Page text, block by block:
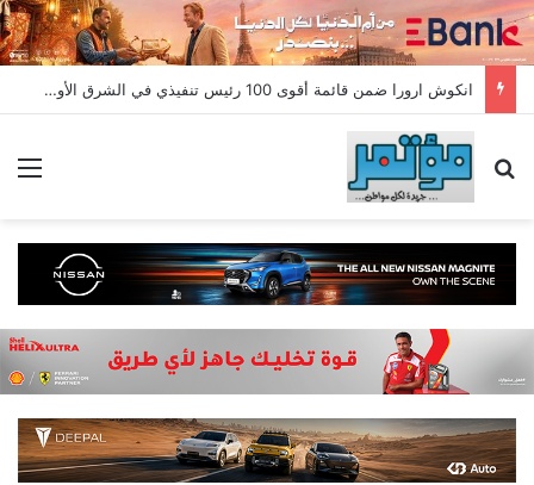
انكوش ارورا ضمن قائمة أقوى 100 رئيس تنفيذي في الشرق الأوسط لعام 2026 في قائمة فوربس الشرق الأوسط”
بحث عن